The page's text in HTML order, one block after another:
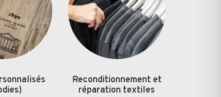
Reconditionnement et
réparation textiles